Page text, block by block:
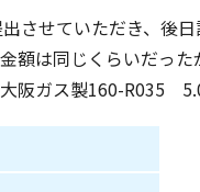
させていただき、後
額は同じくらいだった
阪ガス製160-R035